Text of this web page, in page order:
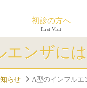
初診の方へ
First Visit
エンザに
らせ A型のインフルエ